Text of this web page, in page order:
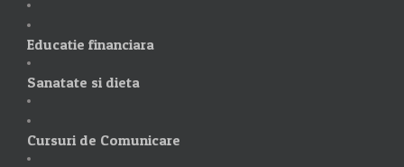
Educatie financiara
Sanatate si dieta
Cursuri de Comunicare